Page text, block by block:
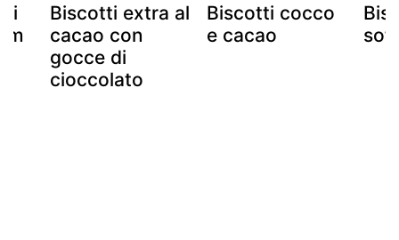
Biscotti extra al
cacao con
gocce di
cioccolato
Biscotti cocco
e cacao